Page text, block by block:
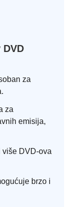
za
za
emisija,
DVD-ova
brzo i